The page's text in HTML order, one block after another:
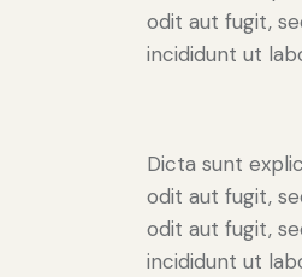
odit aut fugit,
incididunt ut
Dicta sunt
odit aut fugit,
odit aut fugit,
incididunt ut